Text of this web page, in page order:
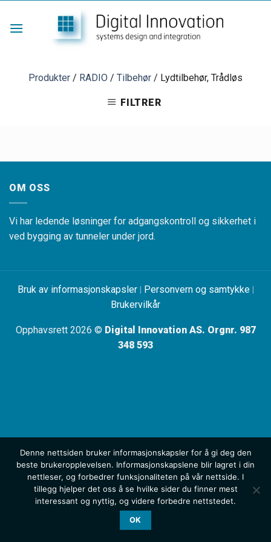
Produkter / RADIO / Tilbehør / Lydtilbehør, Trådløs
FILTRER
OM OSS
Vi har ledende løsninger for adgangskontroll og sikkerhet i
ved bygging av tunneler under jord.
Bruk av informasjonskapsler| Personvern og samtykke|
Brukervilkår
Opphavsrett 2026 © Digital Innovation AS. Orgnr. 987
348 593
Denne nettsiden bruker informasjonskapsler for å gi deg den
beste brukeropplevelsen. Informasjonskapslene blir lagret i din
nettleser, og forbedrer funksjonaliteten på vår nettside. I
tillegg hjelper det oss å se hvilke sider du finner mest
interessant og nyttig, og videre forbedre nettstedet.
OK